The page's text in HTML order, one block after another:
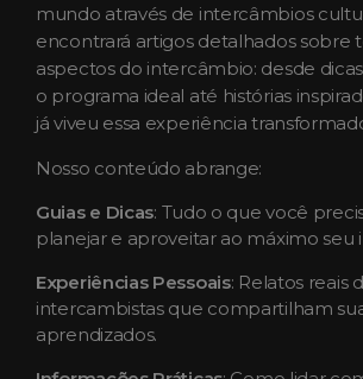
mundo através de intercâmbios
encontrará artigos detalhados sobre
aspectos do intercâmbio: desde
o programa ideal até histórias
já viveu essa experiência
Nosso conteúdo abrange:
Guias e Dicas: Tudo o que você
planejar e aproveitar ao máximo seu
Experiências Pessoais: Relatos reais
intercambistas que compartilham
aprendizados.